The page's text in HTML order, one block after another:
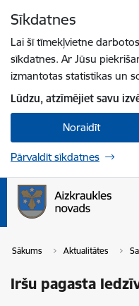
Sīkdatnes
Lai šī tīmekļvietne
sīkdatnes. Ar Jūsu
izmantotas statistikas un
Lūdzu, atzīmējiet savu
Noraidīt
Pārvaldīt sīkdatnes
Sākums Aktualitātes
Iršu pagasta